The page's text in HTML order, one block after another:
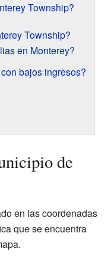
Township?
Township?
en Monterey?
bajos ingresos?
de
en las coordenadas
que se encuentra